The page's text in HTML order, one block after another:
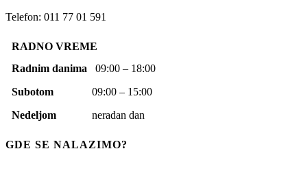
Telefon: 011 77 01 591
RADNO VREME
Radnim danima 09:00 – 18:00
Subotom 09:00 – 15:00
Nedeljom neradan dan
GDE SE NALAZIMO?